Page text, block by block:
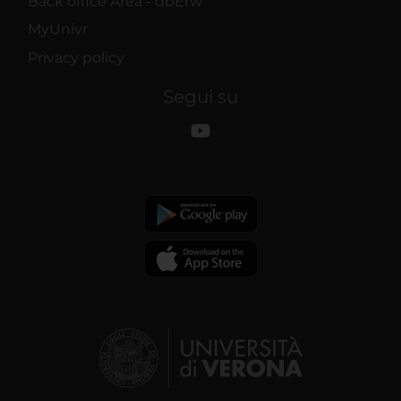
MyUnivr
Privacy policy
Segui su